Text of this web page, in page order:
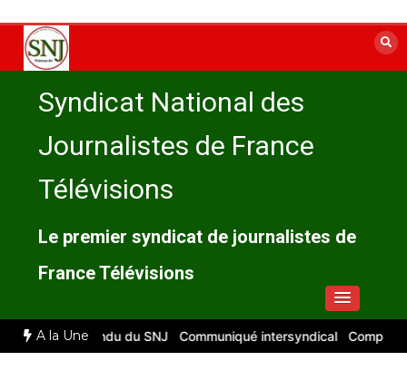
contenu
Syndicat National des
Journalistes de France
Télévisions
Le premier syndicat de journalistes de
France Télévisions
A la Une
: compte rendu du SNJ Communiqué intersyndical Compte-